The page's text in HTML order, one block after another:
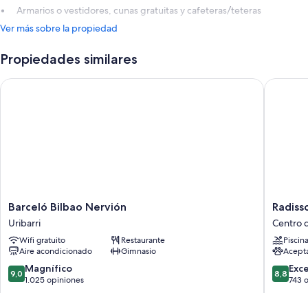
Armarios o vestidores, cunas gratuitas y cafeteras/teteras
Ver más sobre la propiedad
Propiedades similares
Barceló
Bilbao
Nervión
Uribarri
Barceló Bilbao Nervión
Uribarri
Wifi gratuito
Restaurante
Aire acondicionado
Gimnasio
9.0
de
9,0 Magnífico
1.025 opiniones
Barceló Bilbao Nervión
Bilbao
Centro
de
la
ciudad
Centro
Piscina
8.8
de
8,8
743